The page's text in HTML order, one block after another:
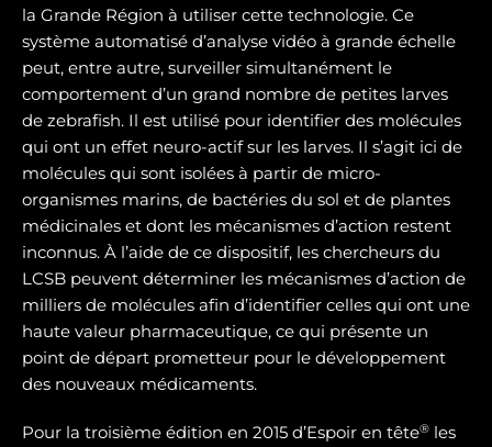
la Grande Région à utiliser cette technologie. Ce
système automatisé d’analyse vidéo à grande échelle
peut, entre autre, surveiller simultanément le
comportement d’un grand nombre de petites larves
de zebrafish. Il est utilisé pour identifier des molécules
qui ont un effet neuro-actif sur les larves. Il s’agit ici de
molécules qui sont isolées à partir de micro-
organismes marins, de bactéries du sol et de plantes
médicinales et dont les mécanismes d’action restent
inconnus. À l’aide de ce dispositif, les chercheurs du
LCSB peuvent déterminer les mécanismes d’action de
milliers de molécules afin d’identifier celles qui ont une
haute valeur pharmaceutique, ce qui présente un
point de départ prometteur pour le développement
des nouveaux médicaments.
Pour la troisième édition en 2015 d’Espoir en tête® les